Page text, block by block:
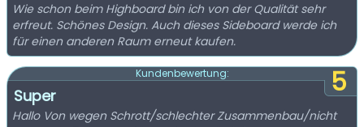
Wie schon beim Highboard bin ich von der Qualität sehr
erfreut. Schönes Design. Auch dieses Sideboard werde ich
für einen anderen Raum erneut kaufen.
5
Kundenbewertung:
Super
Hallo Von wegen Schrott/schlechter Zusammenbau/nicht